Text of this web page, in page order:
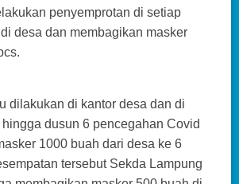
penyemprotan di setiap
desa dan membagikan masker
dilakukan di kantor desa dan di
dusun 6 pencegahan Covid
1000 buah dari desa ke 6
tersebut Sekda Lampung